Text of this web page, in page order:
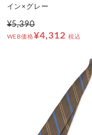
イン×グレー
¥5,390
WEB価格¥4,312 税込